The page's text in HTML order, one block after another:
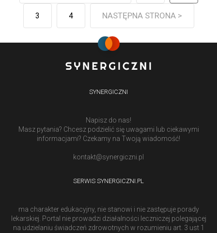
3 4 NASTĘPNA STRONA >
SYNERGICZNI
Napisz do nas!
Masz pytania? Chcesz podzielić się uwagami lub ciekawymi
informacjami? Czekamy na Twoją wiadomość!
kontakt@synergiczni.pl
SERWIS SYNERGICZNI.PL
ma charakter edukacyjny, nie stanowi i nie zastępuje porady
lekarskiej. Portal nie prowadzi działalności leczniczej polegającej
na udzielaniu świadczeń zdrowotnych w rozumieniu art. 3 ust 1